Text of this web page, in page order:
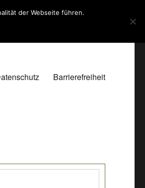
Barrierefreiheit
der Webseite führen.